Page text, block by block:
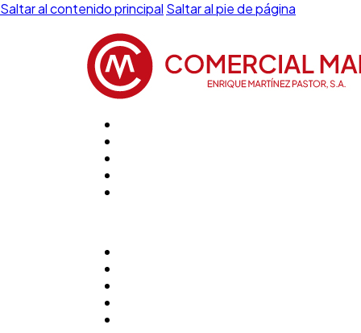
Saltar al contenido principal Saltar al pie de página